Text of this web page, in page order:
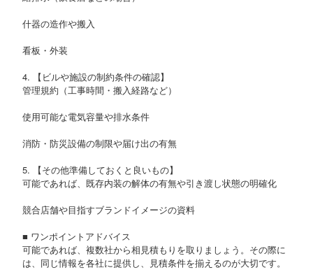
什器の造作や搬入
看板・外装
4. 【ビルや施設の制約条件の確認】
管理規約（工事時間・搬入経路など）
使用可能な電気容量や排水条件
消防・防災設備の制限や届け出の有無
5. 【その他準備しておくと良いもの】
可能であれば、既存内装の解体の有無や引き渡し状態の明確化
競合店舗や目指すブランドイメージの資料
■ ワンポイントアドバイス
可能であれば、複数社から相見積もりを取りましょう。その際に
は、同じ情報を各社に提供し、見積条件を揃えるのが大切です。